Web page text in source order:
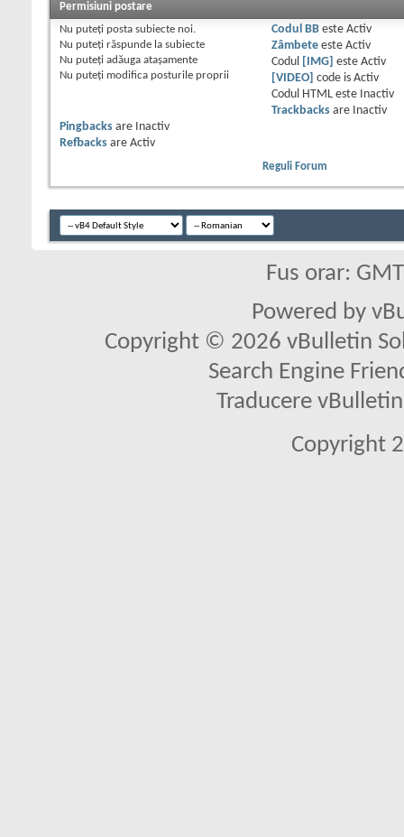
Permisiuni postare
Nu puteţi posta subiecte noi.
Nu puteţi răspunde la subiecte
Nu puteţi adăuga ataşamente
Nu puteţi modifica posturile proprii
Codul BBeste Activ
Zâmbeteeste Activ
Codul
[IMG] este Activ
[VIDEO]
code is Activ
Codul HTML este
Inactiv
Trackbacksare
Inactiv
Pingbacks are
Inactiv
Refbacks are Activ
Reguli Forum
Fus orar:
Powered by
Copyright © 2026 vBulletin
Search Engine
Traducere
Copyright